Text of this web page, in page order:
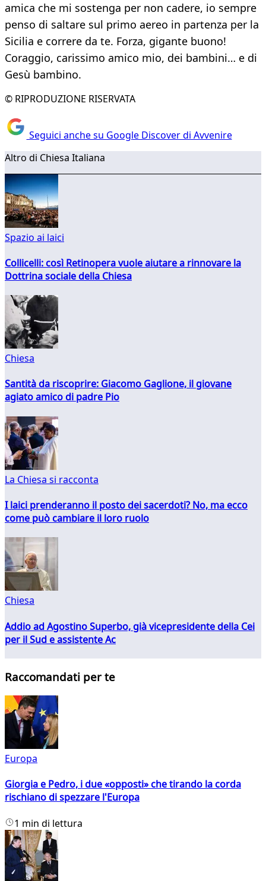
amica che mi sostenga per non cadere, io sempre
penso di saltare sul primo aereo in partenza per la
Sicilia e correre da te. Forza, gigante buono!
Coraggio, carissimo amico mio, dei bambini… e di
Gesù bambino.
© RIPRODUZIONE RISERVATA
Seguici anche su Google Discover di Avvenire
Altro di Chiesa Italiana
Spazio ai laici
Collicelli: così Retinopera vuole aiutare a rinnovare la
Dottrina sociale della Chiesa
Chiesa
Santità da riscoprire: Giacomo Gaglione, il giovane
agiato amico di padre Pio
La Chiesa si racconta
I laici prenderanno il posto dei sacerdoti? No, ma ecco
come può cambiare il loro ruolo
Chiesa
Addio ad Agostino Superbo, già vicepresidente della Cei
per il Sud e assistente Ac
Raccomandati per te
Europa
Giorgia e Pedro, i due «opposti» che tirando la corda
rischiano di spezzare l'Europa
1 min di lettura